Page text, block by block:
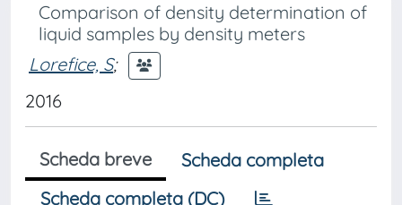
Comparison of density determination of
liquid samples by density meters
Lorefice, S;
2016
Scheda breve
Scheda completa
Scheda completa (DC)